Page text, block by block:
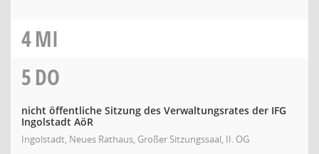
4MI
5DO
nicht öffentliche Sitzung des Verwaltungsrates der IFG
Ingolstadt AöR
Ingolstadt, Neues Rathaus, Großer Sitzungssaal, II. OG